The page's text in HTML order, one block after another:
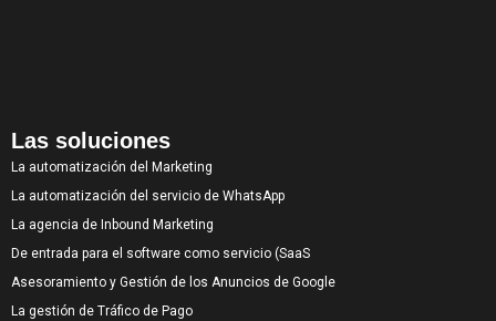
Las soluciones
La automatización del Marketing
La automatización del servicio de WhatsApp
La agencia de Inbound Marketing
De entrada para el software como servicio (SaaS
Asesoramiento y Gestión de los Anuncios de Google
La gestión de Tráfico de Pago